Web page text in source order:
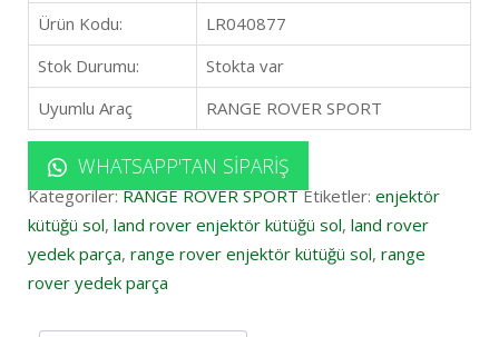
Ürün Kodu:
LR040877
Stok Durumu:
Stokta var
Uyumlu Araç
RANGE ROVER SPORT
WHATSAPP'TAN SIPARIŞ
Kategoriler:RANGE ROVER SPORT Etiketler: enjektör
kütüğü sol, land rover enjektör kütüğü sol, land rover
yedek parça, range rover enjektör kütüğü sol, range
rover yedek parça